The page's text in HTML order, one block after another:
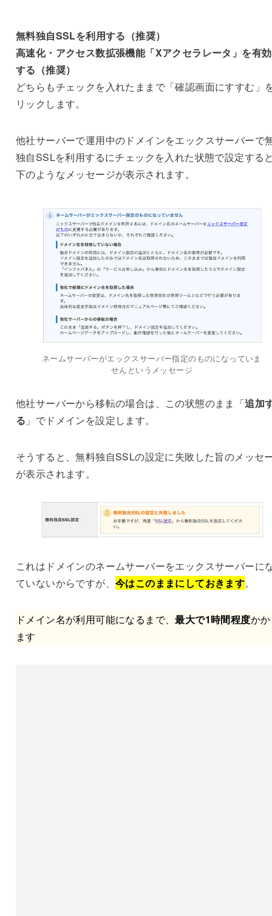
無料独自SSLを利用する（推奨）
高速化・アクセス数拡張機能「Xアクセラレータ」を有
する（推奨）
どちらもチェックを入れたまま で「確認画面にすすむ」
リックします。
他社サーバーで運用中のドメインをエックスサーバーで
独自SSLを利用するにチェックを入れた状態で設定する
下のようなメッセージが表示されます。
ネームサーバーがエックスサーバー指定のものになっていま
せんというメッセージ
他社サーバーから移転の場合は、この状態のまま「追加
る 」でドメインを設定します。
そうすると、無料独自SSLの設定に失敗した旨のメッセ
が表示されます。
これはドメインのネームサーバーをエックスサーバーに
ていないからですが、 今はこのままにしておきます。
ドメイン名が利用可能になるまで、最大で1時間程度か
ます